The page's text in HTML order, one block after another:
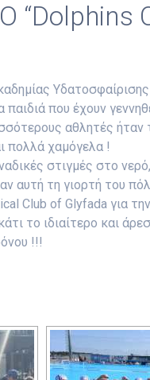
που έχουν
αθλητές
πολλά χαμόγελα !
στιγμές στο
αυτή τη γιορτή του
Club of Glyfada για
το ιδιαίτερο και
!!!